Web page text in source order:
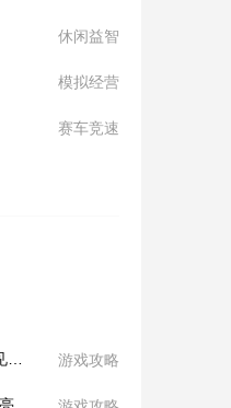
休闲益智
模拟经营
赛车竞速
游戏攻略